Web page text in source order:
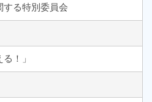
する特別委員会
！」